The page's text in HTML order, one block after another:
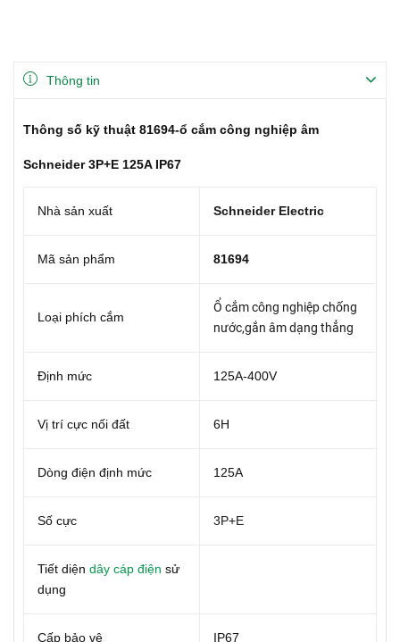
Thông tin
Thông số kỹ thuật 81694-ổ cắm công nghiệp âm
Schneider 3P+E 125A IP67
Nhà sản xuất Schneider Electric
Mã sản phẩm 81694
Loại phích cắm
Ổ cắm công nghiệp chống
nước,gắn âm dạng thẳng
Định mức 125A-400V
Vị trí cực nối đất 6H
Dòng điện định mức 125A
Số cực 3P+E
Tiết diện dây cáp điện sử
dụng
Cấp bảo vệ IP67